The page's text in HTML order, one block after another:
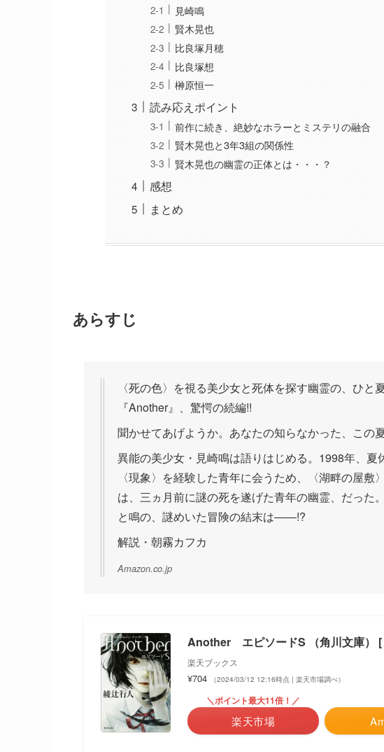
見崎鳴
賢木晃也
比良塚月穂
比良塚想
榊原恒一
読み応えポイント
前作に続き、絶妙なホラーとミステリの融合
賢木晃也と3年3組の関係性
賢木晃也の幽霊の正体とは・・・？
感想
まとめ
あらすじ
〈死の色〉を視る美少女と死体を探す幽霊の、ひと
『Another』、驚愕の続編!!
聞かせてあげようか。あなたの知らなかった、この夏
異能の美少女・見崎鳴は語りはじめる。1998年、
〈現象〉を経験した青年に会うため、〈湖畔の屋
は、三ヵ月前に謎の死を遂げた青年の幽霊、だった
と鳴の、謎めいた冒険の結末は――!?
解説・朝霧カフカ
Amazon.co.jp
Another エピソードS （角川文庫）
楽天ブックス
¥704 （2024/03/12 12:16時点 | 楽天市場調べ）
＼ポイント最大11倍！／
楽天市場